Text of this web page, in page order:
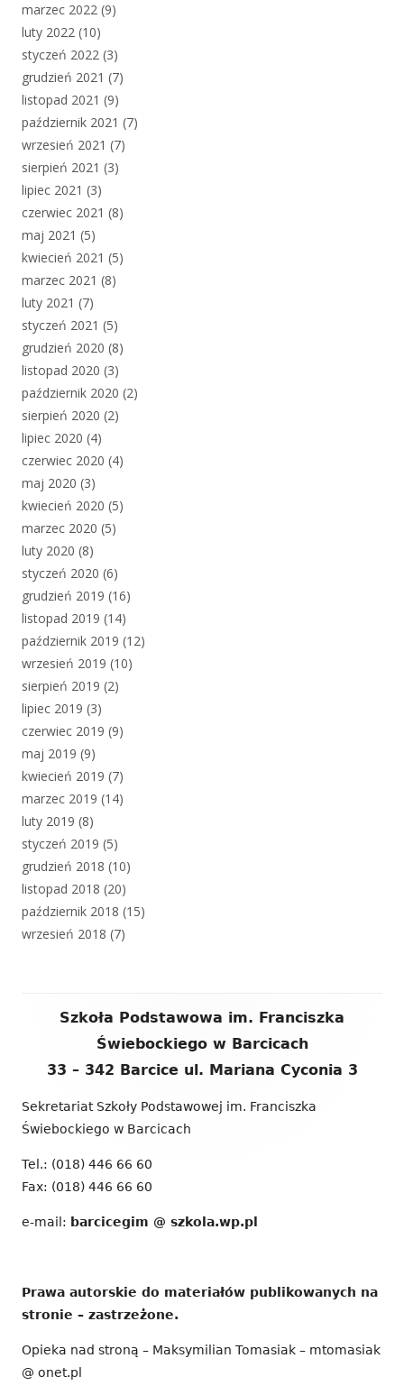
marzec 2022 (9)
luty 2022 (10)
styczeń 2022 (3)
grudzień 2021 (7)
listopad 2021 (9)
październik 2021 (7)
wrzesień 2021 (7)
sierpień 2021 (3)
lipiec 2021 (3)
czerwiec 2021 (8)
maj 2021 (5)
kwiecień 2021 (5)
marzec 2021 (8)
luty 2021 (7)
styczeń 2021 (5)
grudzień 2020 (8)
listopad 2020 (3)
październik 2020 (2)
sierpień 2020 (2)
lipiec 2020 (4)
czerwiec 2020 (4)
maj 2020 (3)
kwiecień 2020 (5)
marzec 2020 (5)
luty 2020 (8)
styczeń 2020 (6)
grudzień 2019 (16)
listopad 2019 (14)
październik 2019 (12)
wrzesień 2019 (10)
sierpień 2019 (2)
lipiec 2019 (3)
czerwiec 2019 (9)
maj 2019 (9)
kwiecień 2019 (7)
marzec 2019 (14)
luty 2019 (8)
styczeń 2019 (5)
grudzień 2018 (10)
listopad 2018 (20)
październik 2018 (15)
wrzesień 2018 (7)
Zawartość
Szkoła Podstawowa im. Franciszka
Świebockiego w Barcicach
33 – 342 Barcice ul. Mariana Cyconia 3
Sekretariat Szkoły Podstawowej im. Franciszka
Świebockiego w Barcicach
Tel.: (018) 446 66 60
Fax: (018) 446 66 60
e-mail: barcicegim @ szkola.wp.pl
Prawa autorskie do materiałów publikowanych na
stronie – zastrzeżone.
Opieka nad stroną – Maksymilian Tomasiak – mtomasiak
@ onet.pl